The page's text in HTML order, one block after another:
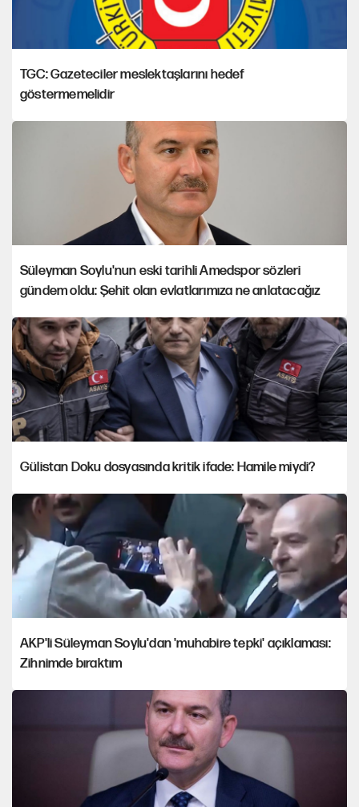
TGC: Gazeteciler meslektaşlarını hedef
göstermemelidir
Süleyman Soylu'nun eski tarihli Amedspor sözleri
gündem oldu: Şehit olan evlatlarımıza ne anlatacağız
Gülistan Doku dosyasında kritik ifade: Hamile miydi?
AKP'li Süleyman Soylu'dan 'muhabire tepki' açıklaması:
Zihnimde bıraktım